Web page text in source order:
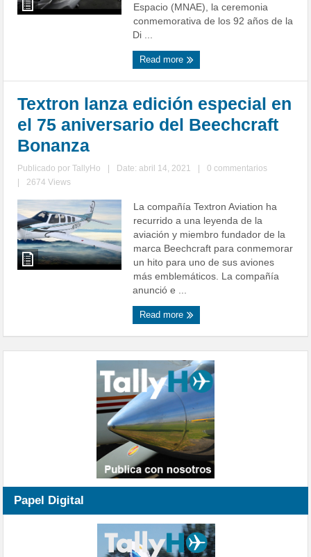
Espacio (MNAE), la ceremonia
conmemorativa de los 92 años de la
Di ...
Read more
Textron lanza edición especial en
el 75 aniversario del Beechcraft
Bonanza
Publicado porTallyHo Date: abril 14, 2021
0 commentarios
2674 Views
La compañía Textron Aviation ha
recurrido a una leyenda de la
aviación y miembro fundador de la
marca Beechcraft para conmemorar
un hito para uno de sus aviones
más emblemáticos. La compañía
anunció e ...
Read more
Papel Digital